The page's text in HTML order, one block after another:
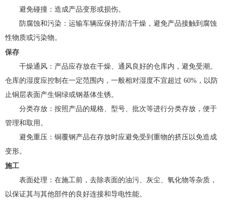
避免碰撞：造成产品变形或损伤。
防腐蚀和污染：运输车辆应保持清洁干燥，避免产品接触到腐蚀
性物质或污染物。
保存
干燥通风：产品应存放在干燥、通风良好的仓库内，避免受潮。
仓库的湿度应控制在一定范围内，一般相对湿度不宜超过 60%，以防
止铜层表面产生铜绿或钢基体生锈。
分类存放：按照产品的规格、型号、批次等进行分类存放，便于
管理和取用。
避免重压：铜覆钢产品在存放时应避免受到重物的挤压以免造成
变形。
施工
表面处理：在施工前，去除表面的油污、灰尘、氧化物等杂质，
以保证其与其他部件的良好连接和导电性能。